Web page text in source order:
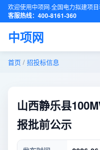
欢迎使用中项网·全国电力拟建项
客服热线：400-8161-360
中项网
首页 / 招投标信息
山西静乐县
报批前公示